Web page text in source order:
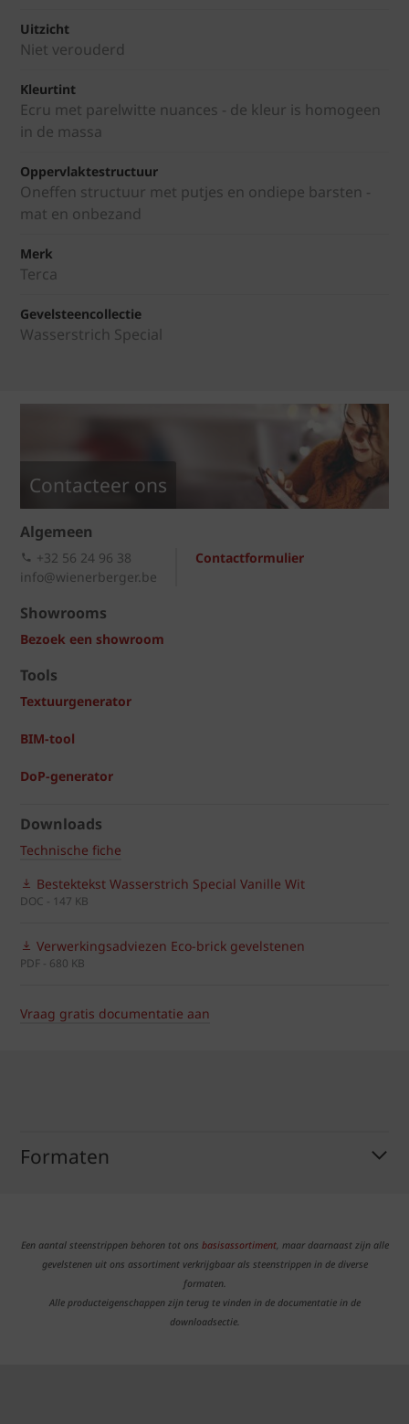
Uitzicht
Niet verouderd
Kleurtint
Ecru met parelwitte nuances - de kleur is homogeen
in de massa
Oppervlaktestructuur
Oneffen structuur met putjes en ondiepe barsten -
mat en onbezand
Merk
Terca
Gevelsteencollectie
Wasserstrich Special
Contacteer ons
Algemeen
Contactformulier
+32 56 24 96 38
info@wienerberger.be
Showrooms
Bezoek een showroom
Tools
Textuurgenerator
BIM-tool
DoP-generator
Downloads
Technische fiche
Bestektekst Wasserstrich Special Vanille Wit
DOC - 147 KB
Verwerkingsadviezen Eco-brick gevelstenen
PDF - 680 KB
Vraag gratis documentatie aan
Formaten
Een aantal steenstrippen behoren tot ons basisassortiment, maar daarnaast zijn alle
gevelstenen uit ons assortiment verkrijgbaar als steenstrippen in de diverse
formaten.
Alle producteigenschappen zijn terug te vinden in de documentatie in de
downloadsectie.